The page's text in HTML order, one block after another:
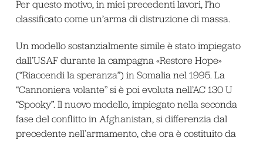
Per questo motivo, in miei precedenti lavori, l’ho
classificato come un’arma di distruzione di massa.
Un modello sostanzialmente simile è stato impiegato
dall’USAF durante la campagna «Restore Hope»
(“Riaccendi la speranza”) in Somalia nel 1995. La
“Cannoniera volante” si è poi evoluta nell’AC 130 U
“Spooky”. Il nuovo modello, impiegato nella seconda
fase del conflitto in Afghanistan, si differenzia dal
precedente nell’armamento, che ora è costituito da